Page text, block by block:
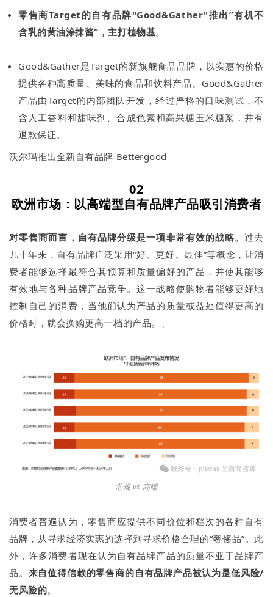
零售商Target的自有品牌"Good&Gather"推出”有机不
含乳的黄油涂抹酱“，主打植物基。
Good&Gather是Target的新旗舰食品品牌，以实惠的价格
提供各种高质量、美味的食品和饮料产品。Good&Gather
产品由Target的内部团队开发，经过严格的口味测试，不
含人工香料和甜味剂、合成色素和高果糖玉米糖浆，并有
退款保证。
沃尔玛推出全新自有品牌 Bettergood
02
欧洲市场 ：以高端型自有品牌产品吸引消费者
对零售商而言，自有品牌分级是一项非常有效的战略。过去
几十年来，自有品牌广泛采用“好、更好、最佳”等概念，让消
费者能够选择最符合其预算和质量偏好的产品，并使其能够
有效地与各种品牌产品竞争。这一战略使购物者能够更好地
控制自己的消费，当他们认为产品的质量或益处值得更高的
价格时，就会换购更高一档的产品。、
常规 vs 高端
消费者普遍认为，零售商应提供不同价位和档次的各种自有
品牌，从寻求经济实惠的选择到寻求价格合理的“奢侈品”。此
外，许多消费者现在认为自有品牌产品的质量不亚于品牌产
品。 来自值得信赖的零售商的自有品牌产品被认为是低风险/
无风险的。